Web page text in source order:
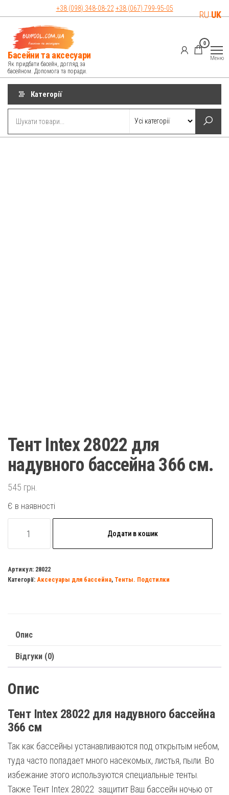
контенту
+38 (098) 348-08-22 +38 (067) 799-95-05
Басейни та аксесуари
Як придбати басейн, догляд за
басейном. Допомога та поради.
0
Меню
Категорії
Тент Intex 28022 для
надувного бассейна 366 см.
545 грн.
Є в наявності
для
надувного
кількість
Додати в кошик
Артикул: 28022
Категорії: Аксесуары для бассейна, Тенты. Подстилки
Опис
Відгуки (0)
Опис
Тент Intex 28022 для надувного бассейна
366 см
Так как бассейны устанавливаются под открытым небом,
туда часто попадает много насекомых, листья, пыли. Во
избежание этого используются специальные тенты.
Также Тент Intex 28022 защитит Ваш бассейн ночью от
RUUK